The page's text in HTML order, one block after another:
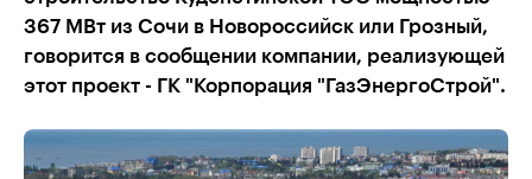
367 МВт из Сочи в Новороссийск или Грозный,
говорится в сообщении компании, реализующей
этот проект - ГК "Корпорация "ГазЭнергоСтрой".